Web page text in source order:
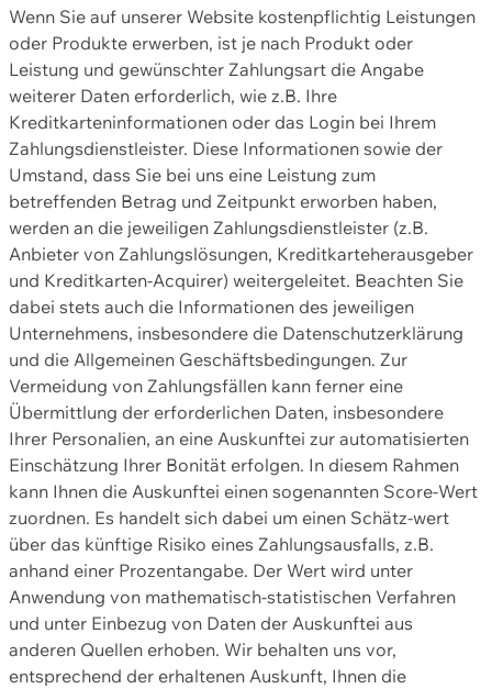
Wenn Sie auf unserer Website kostenpflichtig Leistungen
oder Produkte erwerben, ist je nach Produkt oder
Leistung und gewünschter Zahlungsart die Angabe
weiterer Daten erforderlich, wie z.B. Ihre
Kreditkarteninformationen oder das Login bei Ihrem
Zahlungsdienstleister. Diese Informationen sowie der
Umstand, dass Sie bei uns eine Leistung zum
betreffenden Betrag und Zeitpunkt erworben haben,
werden an die jeweiligen Zahlungsdienstleister (z.B.
Anbieter von Zahlungslösungen, Kreditkarteherausgeber
und Kreditkarten-Acquirer) weitergeleitet. Beachten Sie
dabei stets auch die Informationen des jeweiligen
Unternehmens, insbesondere die Datenschutzerklärung
und die Allgemeinen Geschäftsbedingungen. Zur
Vermeidung von Zahlungsfällen kann ferner eine
Übermittlung der erforderlichen Daten, insbesondere
Ihrer Personalien, an eine Auskunftei zur automatisierten
Einschätzung Ihrer Bonität erfolgen. In diesem Rahmen
kann Ihnen die Auskunftei einen sogenannten Score-Wert
zuordnen. Es handelt sich dabei um einen Schätz-wert
über das künftige Risiko eines Zahlungsausfalls, z.B.
anhand einer Prozentangabe. Der Wert wird unter
Anwendung von mathematisch-statistischen Verfahren
und unter Einbezug von Daten der Auskunftei aus
anderen Quellen erhoben. Wir behalten uns vor,
entsprechend der erhaltenen Auskunft, Ihnen die